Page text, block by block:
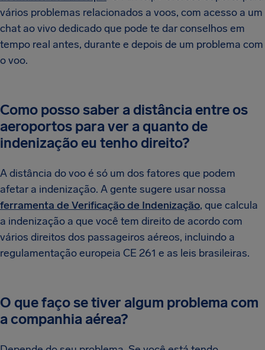
vários problemas relacionados a voos, com acesso a um
chat ao vivo dedicado que pode te dar conselhos em
tempo real antes, durante e depois de um problema com
o voo.
Como posso saber a distância entre os
aeroportos para ver a quanto de
indenização eu tenho direito?
A distância do voo é só um dos fatores que podem
afetar a indenização. A gente sugere usar nossa
ferramenta de Verificação de Indenização, que calcula
a indenização a que você tem direito de acordo com
vários direitos dos passageiros aéreos, incluindo a
regulamentação europeia CE 261 e as leis brasileiras.
O que faço se tiver algum problema com
a companhia aérea?